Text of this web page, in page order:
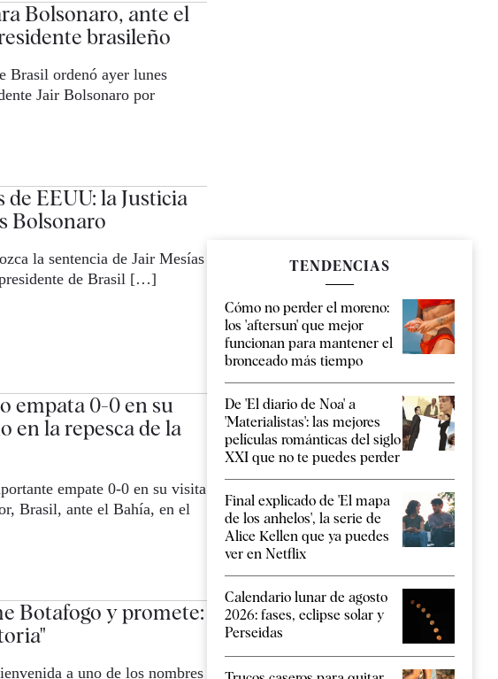
Bolsonaro, ante el
brasileño
Brasil ordenó ayer lunes
Jair Bolsonaro por
EEUU: la Justicia
Bolsonaro
la sentencia de Jair Mesías
de Brasil […]
empata 0-0 en su
en la repesca de la
empate 0-0 en su visita
Brasil, ante el Bahía, en el
Botafogo y promete:
a uno de los nombres
TENDENCIAS
Cómo no perder el moreno:
los 'aftersun' que mejor
funcionan para mantener el
bronceado más tiempo
De 'El diario de Noa' a
'Materialistas': las mejores
películas románticas del siglo
XXI que no te puedes perder
Final explicado de 'El mapa
de los anhelos', la serie de
Alice Kellen que ya puedes
ver en Netflix
Calendario lunar de agosto
2026: fases, eclipse solar y
Perseidas